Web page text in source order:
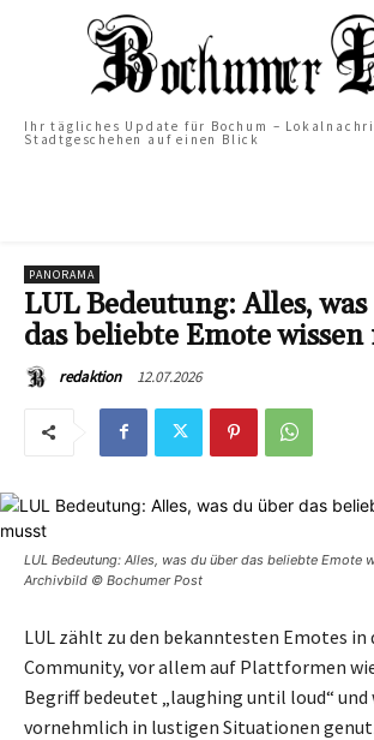
Ihr tägliches Update für Bochum –
Stadtgeschehen auf einen Blick
PANORAMA
LUL Bedeutung: Alles,
das beliebte Emote wissen
redaktion 12.07.2026
LUL Bedeutung: Alles, was du über das beliebte Emote
Archivbild © Bochumer Post
LUL zählt zu den bekanntesten Emotes in
Community, vor allem auf Plattformen
Begriff bedeutet „laughing until loud“ und
vornehmlich in lustigen Situationen